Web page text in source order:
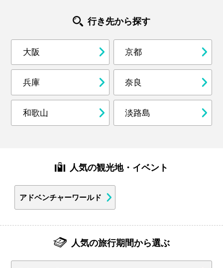
行き先から探す
大阪 京都
兵庫 奈良
和歌山 淡路島
人気の観光地・イベント
アドベンチャーワールド
人気の旅行期間から選ぶ